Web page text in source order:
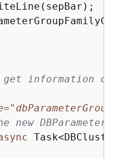
get information on a
new